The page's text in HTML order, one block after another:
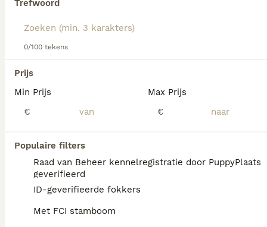
Trefwoord
0/100 tekens
Prijs
Min Prijs
€
Max Prijs
€
Populaire filters
Raad van Beheer kennelregistratie door PuppyPlaats
geverifieerd
ID-geverifieerde fokkers
Met FCI stamboom
We hebben 0 Sint Bernard Langhaar Pups te
Als je toekomstige resultaten wil zien voor deze
exacte zoekopdracht, sla dan je zoekopdracht op en
vind jouw perfecte hond:
Zoekopdracht bewaren
FAQ's
Wat is het karakter van een
Sint Bernard?